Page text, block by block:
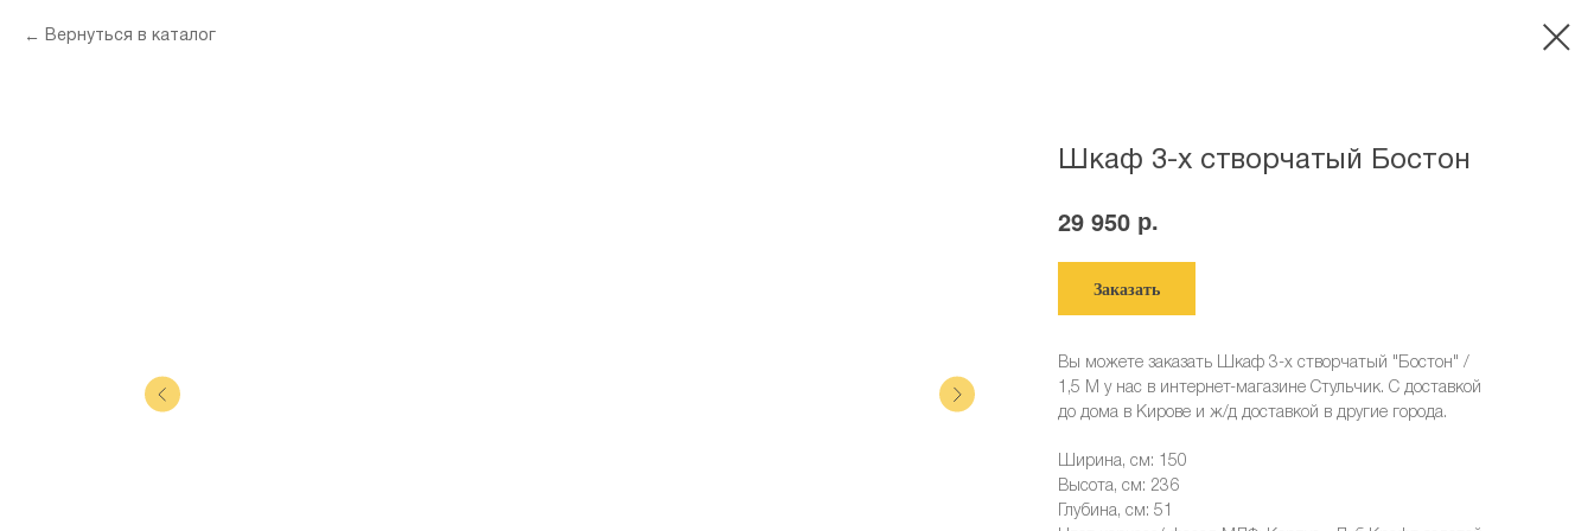
Вернуться в каталог
Шкаф 3-х створчатый Бостон
29 950 р.
Заказать
Вы можете заказать Шкаф 3-х створчатый "Бостон" /
1,5 М у нас в интернет-магазине Стульчик. С доставкой
до дома в Кирове и ж/д доставкой в другие города.
Ширина, см: 150
Высота, см: 236
Глубина, см: 51